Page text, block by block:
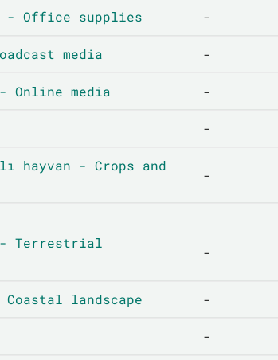
- Office supplies -
media -
Online media -
-
hayvan - Crops and
-
- Terrestrial
-
Coastal landscape -
-